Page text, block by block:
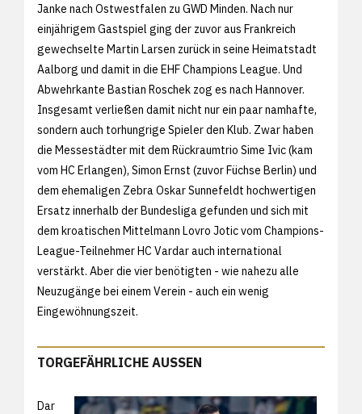
Janke nach Ostwestfalen zu GWD Minden. Nach nur
einjährigem Gastspiel ging der zuvor aus Frankreich
gewechselte Martin Larsen zurück in seine Heimatstadt
Aalborg und damit in die EHF Champions League. Und
Abwehrkante Bastian Roschek zog es nach Hannover.
Insgesamt verließen damit nicht nur ein paar namhafte,
sondern auch torhungrige Spieler den Klub. Zwar haben
die Messestädter mit dem Rückraumtrio Sime Ivic (kam
vom HC Erlangen), Simon Ernst (zuvor Füchse Berlin) und
dem ehemaligen Zebra Oskar Sunnefeldt hochwertigen
Ersatz innerhalb der Bundesliga gefunden und sich mit
dem kroatischen Mittelmann Lovro Jotic vom Champions-
League-Teilnehmer HC Vardar auch international
verstärkt. Aber die vier benötigten - wie nahezu alle
Neuzugänge bei einem Verein - auch ein wenig
Eingewöhnungszeit.
TORGEFÄHRLICHE AUSSEN
Dar